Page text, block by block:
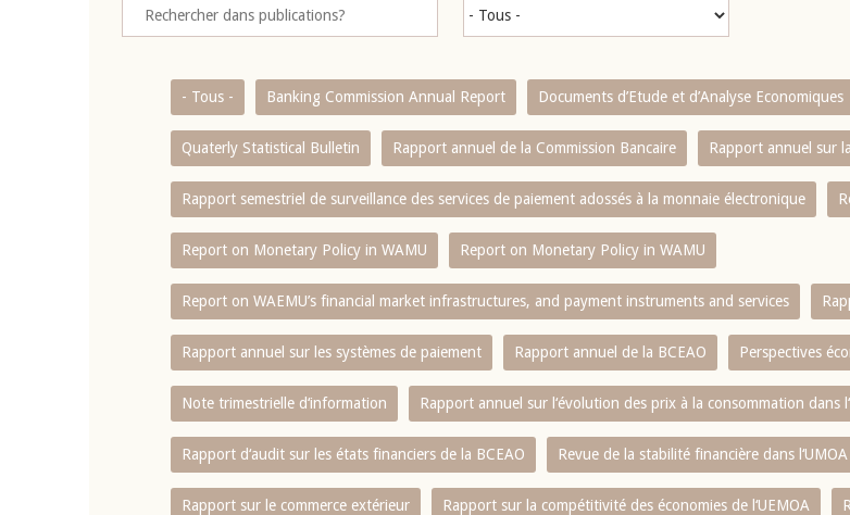
- Tous - Banking Commission Annual Report Documents d’Etude et d’Analyse Economiques
Quaterly Statistical Bulletin Rapport annuel de la Commission Bancaire Rapport annuel sur
Rapport semestriel de surveillance des services de paiement adossés à la monnaie électronique
Report on Monetary Policy in WAMU Report on Monetary Policy in WAMU
Report on WAEMU’s financial market infrastructures, and payment instruments and services
Rapport annuel sur les systèmes de paiement Rapport annuel de la BCEAO Perspectives
Note trimestrielle d‘information Rapport annuel sur l‘évolution des prix à la consommation dans
Rapport d‘audit sur les états financiers de la BCEAO Revue de la stabilité financière dans l‘UMOA
Rapport sur le commerce extérieur Rapport sur la compétitivité des économies de l‘UEMOA